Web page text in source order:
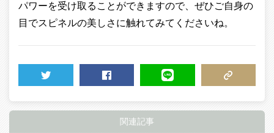
パワーを受け取ることができますので、ぜひご自身の
目でスピネルの美しさに触れてみてくださいね。
関連記事